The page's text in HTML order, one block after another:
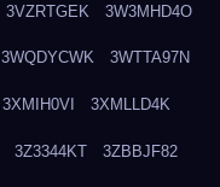
3VZRTGEK 3W3MHD4O
3WQDYCWK 3WTTA97N
3XMIH0VI 3XMLLD4K
3Z3344KT 3ZBBJF82